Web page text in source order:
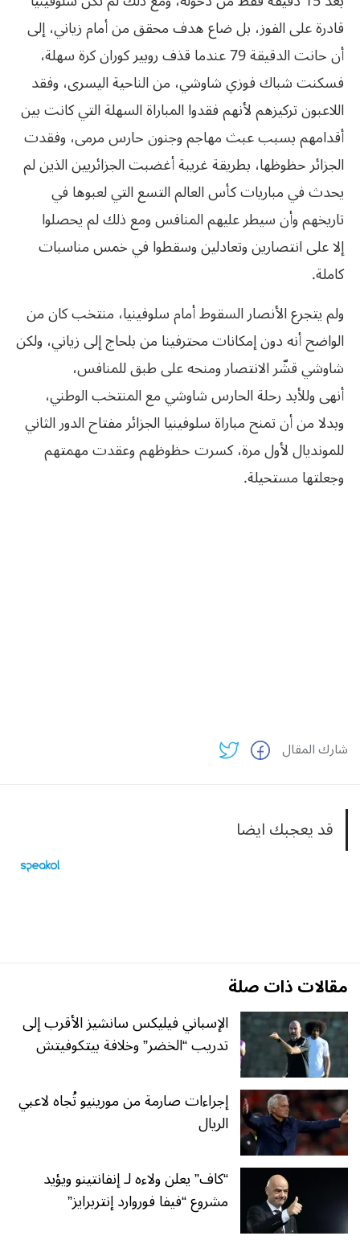
قادرة على الفوز، بل ضاع هدف محقق من أمام زياني، إلى
أن حانت الدقيقة 79 عندما قذف روبير كوران كرة سهلة،
فسكنت شباك فوزي شاوشي، من الناحية اليسرى، وفقد
اللاعبون تركيزهم لأنهم فقدوا المباراة السهلة التي كانت بين
أقدامهم بسبب عبث مهاجم وجنون حارس مرمى، وفقدت
الجزائر حظوظها، بطريقة غريبة أغضبت الجزائريين الذين لم
يحدث في مباريات كأس العالم التسع التي لعبوها في
تاريخهم وأن سيطر عليهم المنافس ومع ذلك لم يحصلوا
إلا على انتصارين وتعادلين وسقطوا في خمس مناسبات
كاملة.
ولم يتجرع الأنصار السقوط أمام سلوفينيا، منتخب كان من
الواضح أنه دون إمكانات محترفينا من بلحاج إلى زياني، ولكن
شاوشي قشّر الانتصار ومنحه على طبق للمنافس،
أنهى وللأبد رحلة الحارس شاوشي مع المنتخب الوطني،
وبدلا من أن تمنح مباراة سلوفينيا الجزائر مفتاح الدور الثاني
للمونديال لأول مرة، كسرت حظوظهم وعقدت مهمتهم
وجعلتها مستحيلة.
شارك المقال
قد يعجبك ايضا
مقالات ذات صلة
الإسباني فيليكس سانشيز الأقرب إلى
تدريب “الخضر” وخلافة بيتكوفيتش
إجراءات صارمة من مورينيو تُجاه لاعبي
الريال
“كاف” يعلن ولاءه لـ إنفانتينو ويؤيد
مشروع “فيفا فوروارد إنتربرايز”